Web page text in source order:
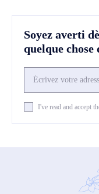
Soyez averti
quelque chose
I've read and accept